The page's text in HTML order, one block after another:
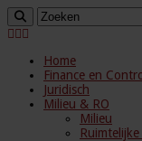
Home
Finance en
Juridisch
Milieu & RO
Milieu